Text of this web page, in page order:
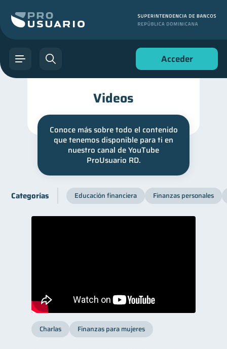
Acceder
Videos
Conoce más sobre todo el contenido
que tenemos disponible para ti en
nuestro canal de YouTube
ProUsuario RD.
Categorías Educación financiera Finanzas personales
Charlas Finanzas para mujeres